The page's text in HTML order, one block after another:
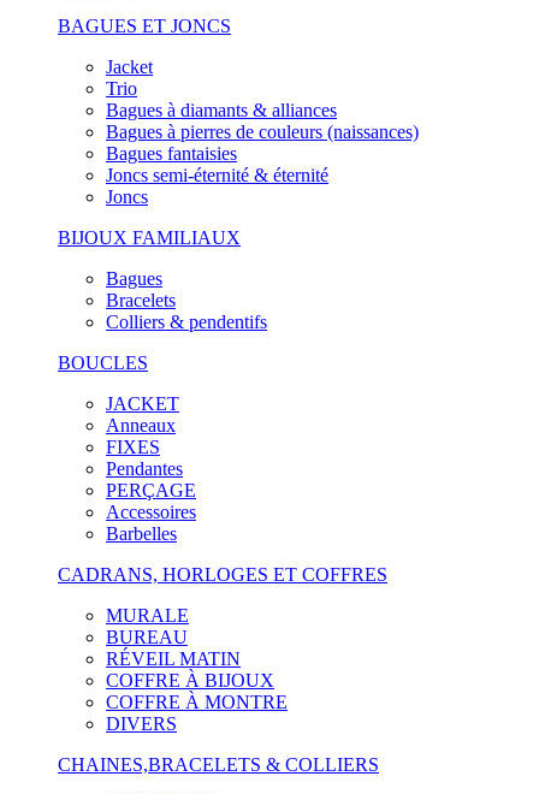
BAGUES ET JONCS
Jacket
Trio
Bagues à diamants & alliances
Bagues à pierres de couleurs (naissances)
Bagues fantaisies
Joncs semi-éternité & éternité
Joncs
BIJOUX FAMILIAUX
Bagues
Bracelets
Colliers & pendentifs
BOUCLES
JACKET
Anneaux
FIXES
Pendantes
PERÇAGE
Accessoires
Barbelles
CADRANS, HORLOGES ET COFFRES
MURALE
BUREAU
RÉVEIL MATIN
COFFRE À BIJOUX
COFFRE À MONTRE
DIVERS
CHAINES,BRACELETS & COLLIERS